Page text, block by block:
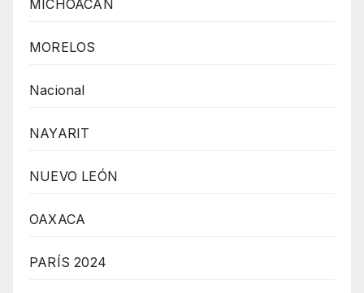
MICHOACÁN
MORELOS
Nacional
NAYARIT
NUEVO LEÓN
OAXACA
PARÍS 2024